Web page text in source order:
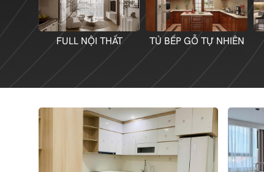
FULL NỘI THẤT TỦ BẾP GỖ TỰ NHIÊN